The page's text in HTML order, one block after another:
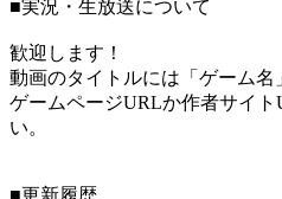
■実況・生放送について
歓迎します！
動画のタイトルには「ゲーム
ゲームページURLか作者サイ
い。
■更新履歴